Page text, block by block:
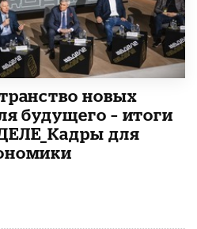
новых
будущего – итоги
для